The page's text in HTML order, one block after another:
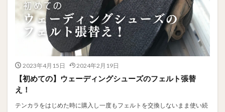
2023年4月15日 2024年2月19日
【初めての】ウェーディングシューズのフェルト張替
え！
テンカラをはじめた時に購入し一度もフェルトを交換しないまま使い続